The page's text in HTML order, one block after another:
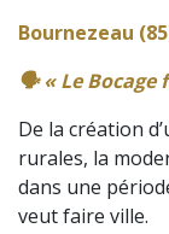
Bournezeau
🗣️ « Le Bocage
De la création
rurales, la
dans une
veut faire ville.